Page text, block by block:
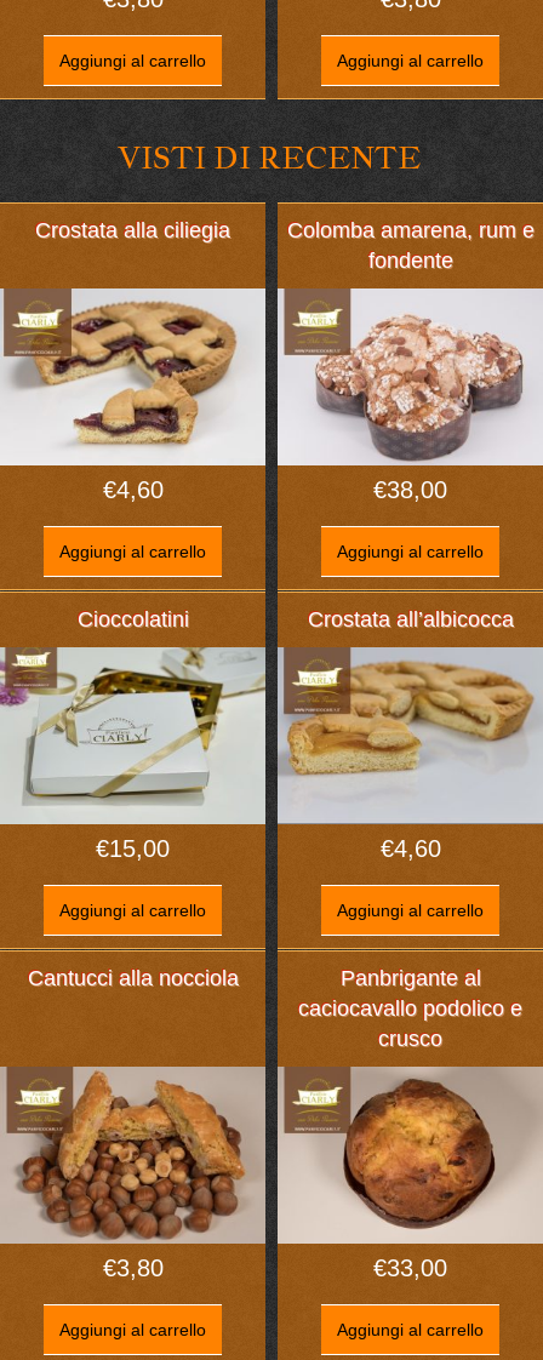
Aggiungi al carrello Aggiungi al carrello
VISTI DI RECENTE
Crostata alla ciliegia
€4,60
Aggiungi al carrello
Colomba amarena, rum e
fondente
€38,00
Aggiungi al carrello
Cioccolatini
€15,00
Aggiungi al carrello
Crostata all’albicocca
€4,60
Aggiungi al carrello
Cantucci alla nocciola
€3,80
Aggiungi al carrello
Panbrigante al
caciocavallo podolico e
crusco
€33,00
Aggiungi al carrello